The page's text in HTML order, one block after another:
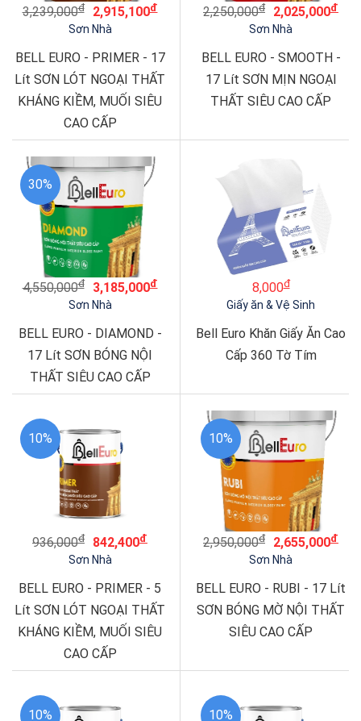
3,239,000đ 2,915,100đ
Sơn Nhà
BELL EURO - PRIMER - 17
Lít SƠN LÓT NGOẠI THẤT
KHÁNG KIỀM, MUỐI SIÊU
CAO CẤP
2,250,000đ 2,025,000đ
Sơn Nhà
BELL EURO - SMOOTH -
17 Lít SƠN MỊN NGOẠI
THẤT SIÊU CAO CẤP
30%
4,550,000đ 3,185,000đ
Sơn Nhà
BELL EURO - DIAMOND -
17 Lít SƠN BÓNG NỘI
THẤT SIÊU CAO CẤP
8,000đ
Giấy ăn & Vệ Sinh
Bell Euro Khăn Giấy Ăn Cao
Cấp 360 Tờ Tím
10%
936,000đ 842,400đ
Sơn Nhà
BELL EURO - PRIMER - 5
Lít SƠN LÓT NGOẠI THẤT
KHÁNG KIỀM, MUỐI SIÊU
CAO CẤP
10%
2,950,000đ 2,655,000đ
Sơn Nhà
BELL EURO - RUBI - 17 Lít
SƠN BÓNG MỜ NỘI THẤT
SIÊU CAO CẤP
10% 10%